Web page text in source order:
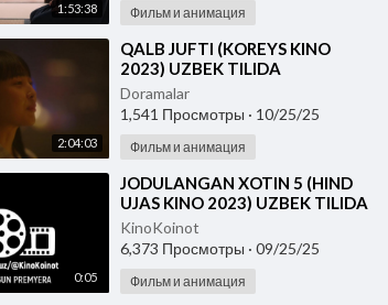
1:53:38 Фильм и анимация
2:04:03
⁣QALB JUFTI (KOREYS KINO
2023) UZBEK TILIDA
Doramalar
1,541 Просмотры · 10/25/25
Фильм и анимация
0:05
⁣JODULANGAN XOTIN 5 (HIND
UJAS KINO 2023) UZBEK TILIDA
KinoKoinot
6,373 Просмотры · 09/25/25
Фильм и анимация